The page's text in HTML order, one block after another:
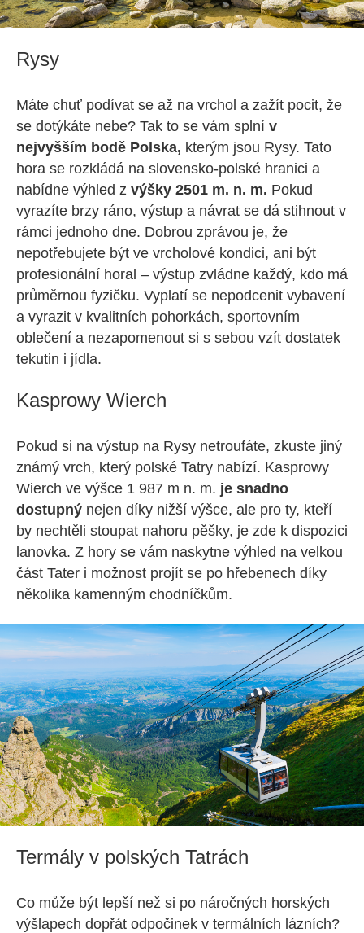
Rysy
Máte chuť podívat se až na vrchol a zažít pocit, že
se dotýkáte nebe? Tak to se vám splní v
nejvyšším bodě Polska, kterým jsou Rysy. Tato
hora se rozkládá na slovensko-polské hranici a
nabídne výhled z výšky 2501 m. n. m. Pokud
vyrazíte brzy ráno, výstup a návrat se dá stihnout v
rámci jednoho dne. Dobrou zprávou je, že
nepotřebujete být ve vrcholové kondici, ani být
profesionální horal – výstup zvládne každý, kdo má
průměrnou fyzičku. Vyplatí se nepodcenit vybavení
a vyrazit v kvalitních pohorkách, sportovním
oblečení a nezapomenout si s sebou vzít dostatek
tekutin i jídla.
Kasprowy Wierch
Pokud si na výstup na Rysy netroufáte, zkuste jiný
známý vrch, který polské Tatry nabízí. Kasprowy
Wierch ve výšce 1 987 m n. m. je snadno
dostupný nejen díky nižší výšce, ale pro ty, kteří
by nechtěli stoupat nahoru pěšky, je zde k dispozici
lanovka. Z hory se vám naskytne výhled na velkou
část Tater i možnost projít se po hřebenech díky
několika kamenným chodníčkům.
Termály v polských Tatrách
Co může být lepší než si po náročných horských
výšlapech dopřát odpočinek v termálních lázních?